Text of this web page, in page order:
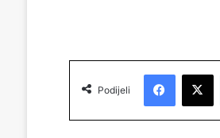
Podijeli
Facebook X